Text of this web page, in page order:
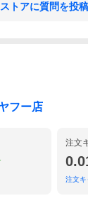
ストアに質問を投
フー店
注文
注文キ